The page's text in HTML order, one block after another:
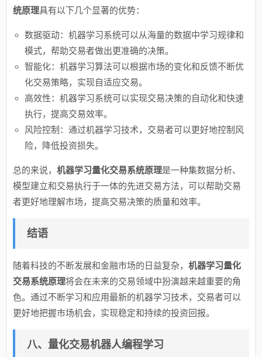
统原理具有以下几个显著的优势：
数据驱动：机器学习系统可以从海量的数据中学习规律和
模式，帮助交易者做出更准确的决策。
智能化：机器学习算法可以根据市场的变化和反馈不断优
化交易策略，实现自适应交易。
高效性：机器学习系统可以实现交易决策的自动化和快速
执行，提高交易效率。
风险控制：通过机器学习技术，交易者可以更好地控制风
险，降低投资损失。
总的来说，机器学习量化交易系统原理是一种集数据分析、
模型建立和交易执行于一体的先进交易方法，可以帮助交易
者更好地理解市场，提高交易决策的质量和效率。
结语
随着科技的不断发展和金融市场的日益复杂，机器学习量化
交易系统原理将会在未来的交易领域中扮演越来越重要的角
色。通过不断学习和应用最新的机器学习技术，交易者可以
更好地把握市场机会，实现稳定和持续的投资回报。
八、量化交易机器人编程学习